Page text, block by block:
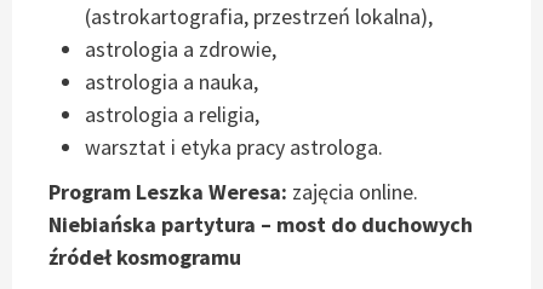
(astrokartografia, przestrzeń lokalna),
astrologia a zdrowie,
astrologia a nauka,
astrologia a religia,
warsztat i etyka pracy astrologa.
Program Leszka Weresa: zajęcia online.
Niebiańska partytura – most do duchowych
źródeł kosmogramu